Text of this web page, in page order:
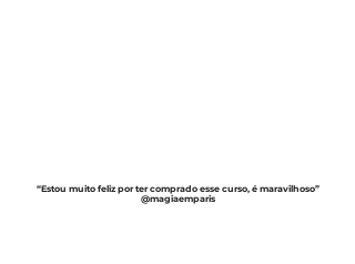
“Estou muito feliz por ter comprado esse curso, é maravilhoso”
@magiaemparis